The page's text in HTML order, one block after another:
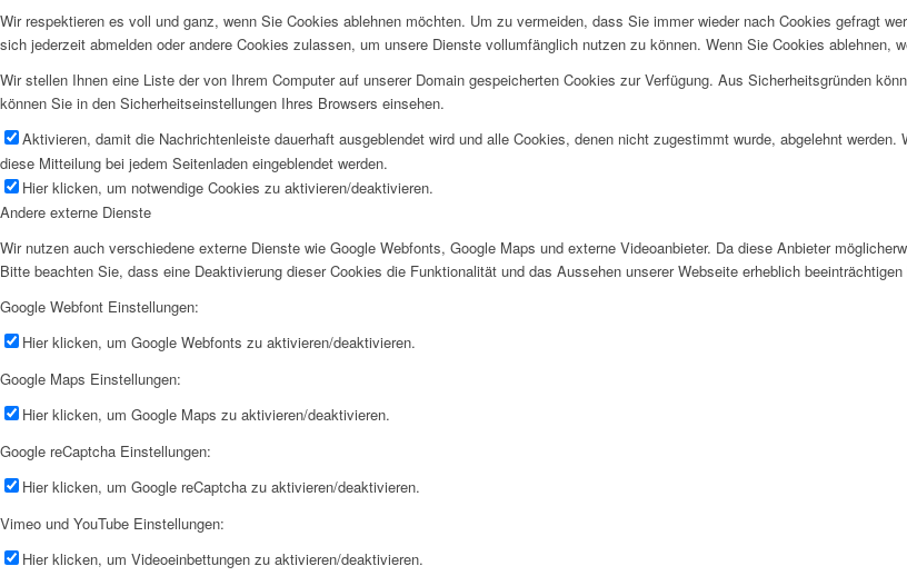
Wir respektieren es voll und ganz, wenn Sie Cookies ablehnen möchten. Um zu vermeiden, dass Sie immer wieder nach Cookies gefragt
sich jederzeit abmelden oder andere Cookies zulassen, um unsere Dienste vollumfänglich nutzen zu können. Wenn Sie Cookies ablehnen,
Wir stellen Ihnen eine Liste der von Ihrem Computer auf unserer Domain gespeicherten Cookies zur Verfügung. Aus Sicherheitsgründen
können Sie in den Sicherheitseinstellungen Ihres Browsers einsehen.
Aktivieren, damit die Nachrichtenleiste dauerhaft ausgeblendet wird und alle Cookies, denen nicht zugestimmt wurde, abgelehnt
diese Mitteilung bei jedem Seitenladen eingeblendet werden.
Hier klicken, um notwendige Cookies zu aktivieren/deaktivieren.
Andere externe Dienste
Wir nutzen auch verschiedene externe Dienste wie Google Webfonts, Google Maps und externe Videoanbieter. Da diese Anbieter
Bitte beachten Sie, dass eine Deaktivierung dieser Cookies die Funktionalität und das Aussehen unserer Webseite erheblich
Google Webfont Einstellungen:
Hier klicken, um Google Webfonts zu aktivieren/deaktivieren.
Google Maps Einstellungen:
Hier klicken, um Google Maps zu aktivieren/deaktivieren.
Google reCaptcha Einstellungen:
Hier klicken, um Google reCaptcha zu aktivieren/deaktivieren.
Vimeo und YouTube Einstellungen:
Hier klicken, um Videoeinbettungen zu aktivieren/deaktivieren.